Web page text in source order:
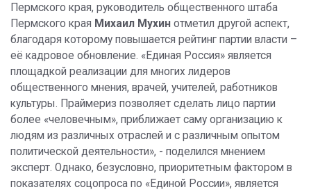
Пермского края, руководитель общественного штаба
Пермского края Михаил Мухин отметил другой аспект,
благодаря которому повышается рейтинг партии власти –
её кадровое обновление. «Единая Россия» является
площадкой реализации для многих лидеров
общественного мнения, врачей, учителей, работников
культуры. Праймериз позволяет сделать лицо партии
более «человечным», приближает саму организацию к
людям из различных отраслей и с различным опытом
политической деятельности», - поделился мнением
эксперт. Однако, безусловно, приоритетным фактором в
показателях соцопроса по «Единой России», является